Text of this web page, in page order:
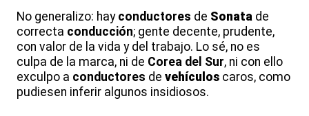
No generalizo: hay conductores de Sonata de
correcta conducción; gente decente, prudente,
con valor de la vida y del trabajo. Lo sé, no es
culpa de la marca, ni de Corea del Sur, ni con ello
exculpo a conductores de vehículos caros, como
pudiesen inferir algunos insidiosos.